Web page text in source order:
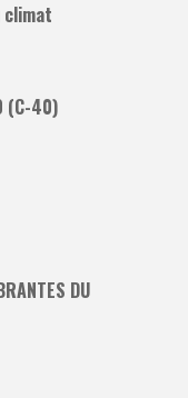
climat
(C-40)
DU